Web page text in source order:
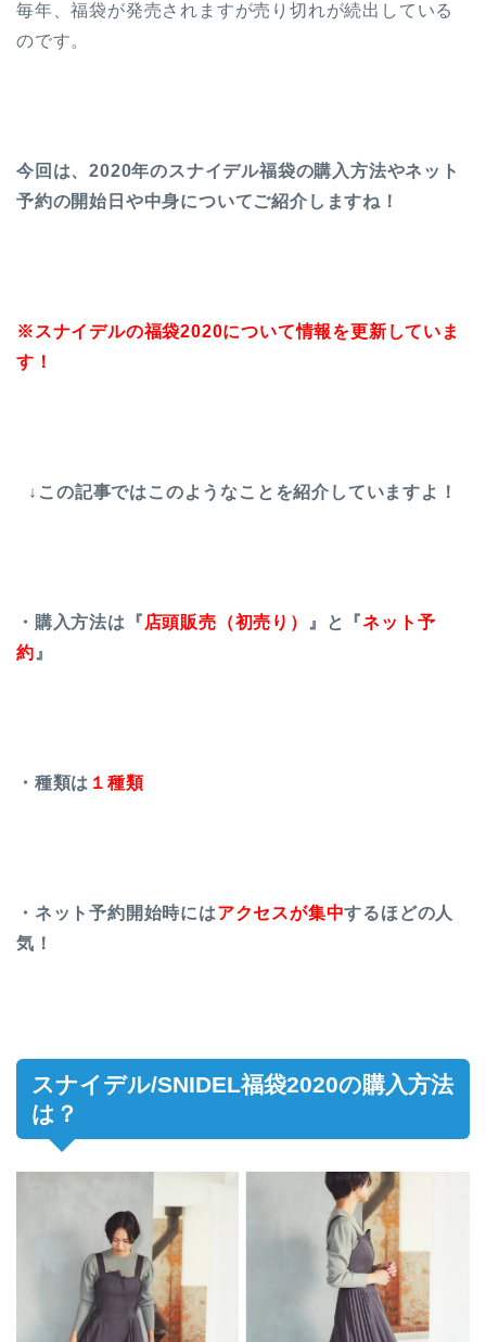
毎年、福袋が発売されますが売り切れが続出している
のです。
今回は、2020年のスナイデル福袋の購入方法やネット
予約の開始日や中身についてご紹介しますね！
※スナイデルの福袋2020について情報を更新していま
す！
↓この記事ではこのようなことを紹介していますよ！
・購入方法は『 店頭販売（初売り） 』と『ネット予
約 』
・種類は １種類
・ネット予約開始時にはアクセスが集中するほどの人
気！
スナイデル/SNIDEL福袋2020の購入方法
は？